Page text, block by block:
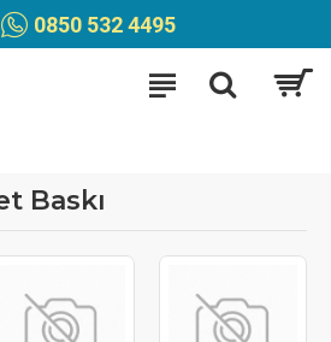
0850 532 4495
Baskı